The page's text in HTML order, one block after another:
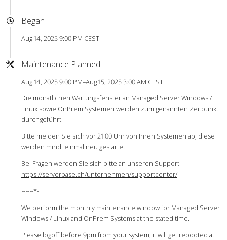
Began
Aug 14, 2025 9:00 PM CEST
Maintenance Planned
Aug 14, 2025 9:00 PM–Aug 15, 2025 3:00 AM CEST
Die monatlichen Wartungsfenster an Managed Server Windows /
Linux sowie OnPrem Systemen werden zum genannten Zeitpunkt
durchgeführt.
Bitte melden Sie sich vor 21:00 Uhr von Ihren Systemen ab, diese
werden mind. einmal neu gestartet.
Bei Fragen werden Sie sich bitte an unseren Support:
https://serverbase.ch/unternehmen/supportcenter/
------*-
We perform the monthly maintenance window for Managed Server
Windows / Linux and OnPrem Systems at the stated time.
Please logoff before 9pm from your system, it will get rebooted at